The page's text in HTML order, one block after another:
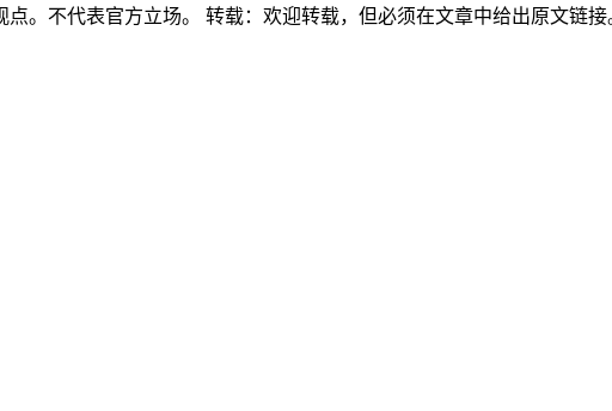
。不代表官方立场。 转载：欢迎转载，但必须在文章中给出原文链接